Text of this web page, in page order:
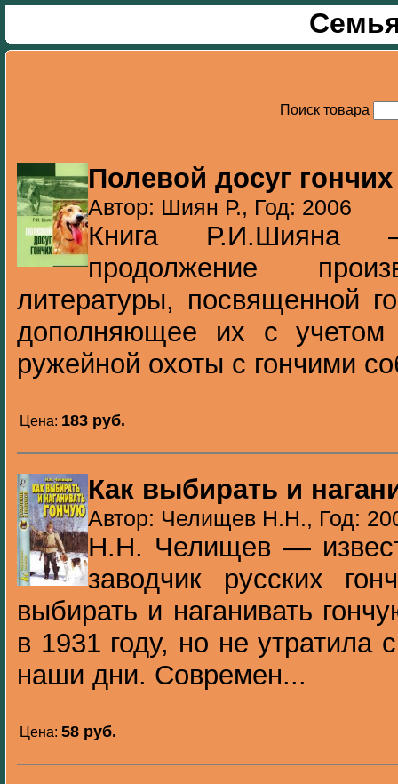
Поиск товара
Полевой досуг гончих
Автор: Шиян Р., Год: 2006
Книга Р.И.Шияна
продолжение
литературы, посвященной
дополняющее их с учетом
ружейной охоты с гончими
Цена: 183 pуб.
Как выбирать и
Автор: Челищев Н.Н., Год:
Н.Н. Челищев —
заводчик русских
выбирать и наганивать
в 1931 году, но не утратила
наши дни. Современ...
Цена: 58 pуб.